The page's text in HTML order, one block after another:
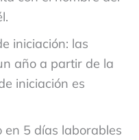
iniciación: las
año a partir de la
iniciación es
en 5 días laborables